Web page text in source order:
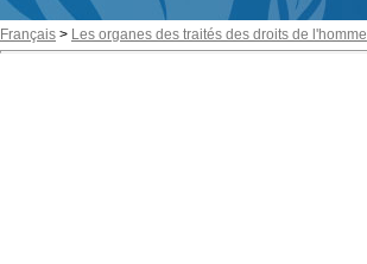
Français > Les organes des traités des droits de l'homme